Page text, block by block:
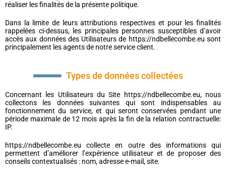
réaliser les finalités de la présente politique.
Dans la limite de leurs attributions respectives et pour les finalités
rappelées ci-dessus, les principales personnes susceptibles d’avoir
accès aux données des Utilisateurs de https://ndbellecombe.eu sont
principalement les agents de notre service client.
Types de données collectées
Concernant les Utilisateurs du Site https://ndbellecombe.eu, nous
collectons les données suivantes qui sont indispensables au
fonctionnement du service, et qui seront conservées pendant une
période maximale de 12 mois après la fin de la relation contractuelle:
IP.
https://ndbellecombe.eu collecte en outre des informations qui
permettent d’améliorer l’expérience utilisateur et de proposer des
conseils contextualisés : nom, adresse e-mail, site.